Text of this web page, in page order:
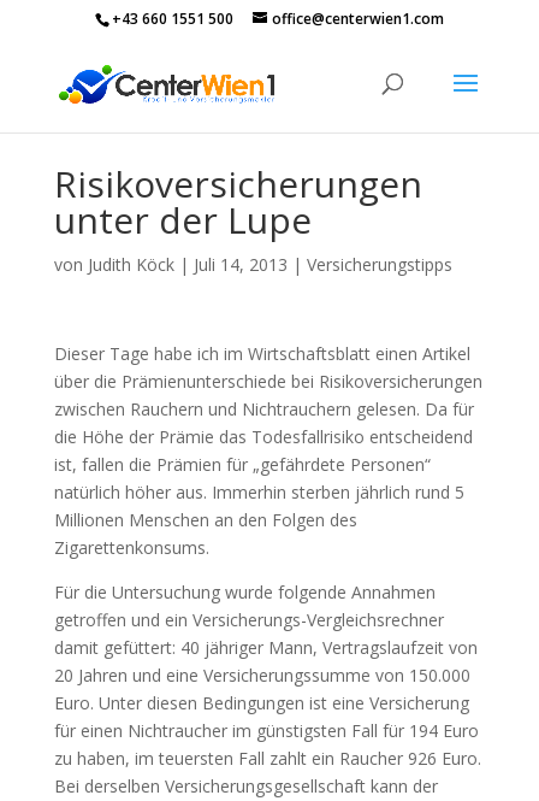
+43 660 1551 500 office@centerwien1.com
Risikoversicherungen
unter der Lupe
von Judith Köck| Juli 14, 2013 | Versicherungstipps
Dieser Tage habe ich im Wirtschaftsblatt einen Artikel
über die Prämienunterschiede bei Risikoversicherungen
zwischen Rauchern und Nichtrauchern gelesen. Da für
die Höhe der Prämie das Todesfallrisiko entscheidend
ist, fallen die Prämien für „gefährdete Personen“
natürlich höher aus. Immerhin sterben jährlich rund 5
Millionen Menschen an den Folgen des
Zigarettenkonsums.
Für die Untersuchung wurde folgende Annahmen
getroffen und ein Versicherungs-Vergleichsrechner
damit gefüttert: 40 jähriger Mann, Vertragslaufzeit von
20 Jahren und eine Versicherungssumme von 150.000
Euro. Unter diesen Bedingungen ist eine Versicherung
für einen Nichtraucher im günstigsten Fall für 194 Euro
zu haben, im teuersten Fall zahlt ein Raucher 926 Euro.
Bei derselben Versicherungsgesellschaft kann der